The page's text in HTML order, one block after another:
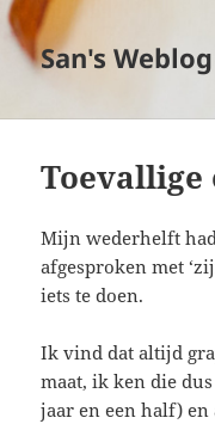
San's Weblog
Mijn wederhelft
afgesproken met
iets te doen.
Ik vind dat altijd
maat, ik ken die
jaar en een half)